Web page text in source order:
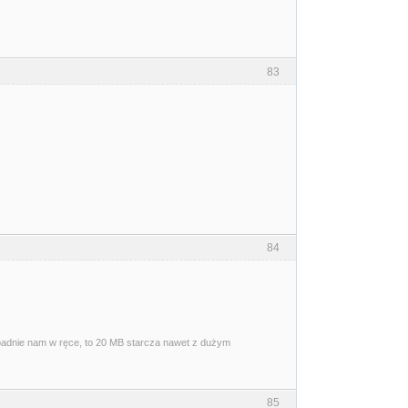
83
84
nam w ręce, to 20 MB starcza nawet z dużym
85